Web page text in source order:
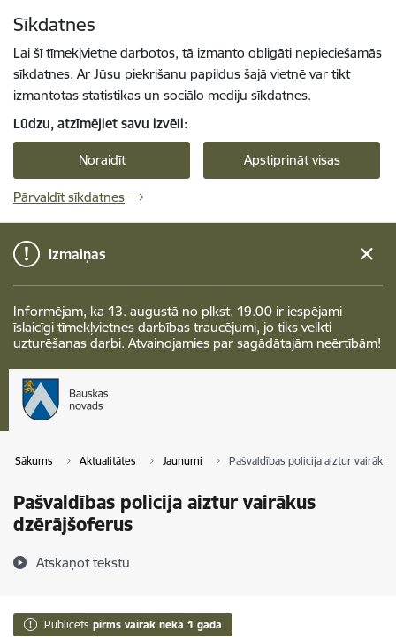
Sīkdatnes
Lai šī tīmekļvietne darbotos, tā izmanto obligāti nepieciešamās
sīkdatnes. Ar Jūsu piekrišanu papildus šajā vietnē var tikt
izmantotas statistikas un sociālo mediju sīkdatnes.
Lūdzu, atzīmējiet savu izvēli:
Noraidīt Apstiprināt visas
Pārvaldīt sīkdatnes
Izmaiņas
Informējam, ka 13. augustā no plkst. 19.00 ir iespējami
īslaicīgi tīmekļvietnes darbības traucējumi, jo tiks veikti
uzturēšanas darbi. Atvainojamies par sagādātajām neērtībām!
Sākums Aktualitātes Jaunumi Pašvaldības policija aiztur
Pašvaldības policija aiztur vairākus
dzērājšoferus
Atskaņot tekstu
Publicēts pirms vairāk nekā 1 gada